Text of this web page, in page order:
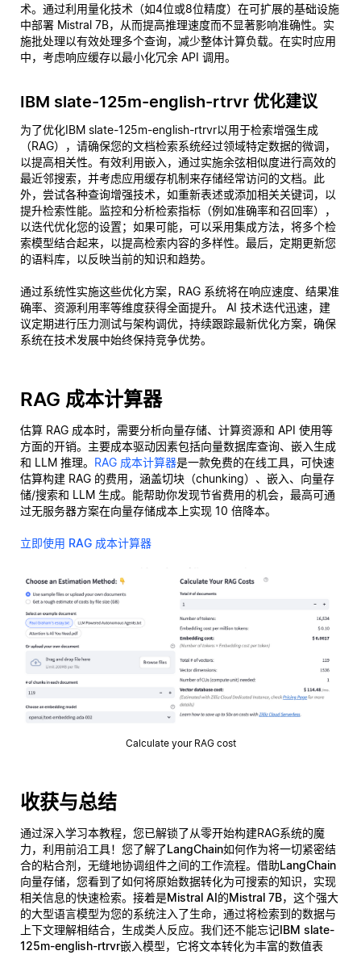
术。通过利用量化技术（如4位或8位精度）在可扩展的基础设施
中部署 Mistral 7B，从而提高推理速度而不显著影响准确性。实
施批处理以有效处理多个查询，减少整体计算负载。在实时应用
中，考虑响应缓存以最小化冗余 API 调用。
IBM slate-125m-english-rtrvr 优化建议
为了优化IBM slate-125m-english-rtrvr以用于检索增强生成
（RAG），请确保您的文档检索系统经过领域特定数据的微调，
以提高相关性。有效利用嵌入，通过实施余弦相似度进行高效的
最近邻搜索，并考虑应用缓存机制来存储经常访问的文档。此
外，尝试各种查询增强技术，如重新表述或添加相关关键词，以
提升检索性能。监控和分析检索指标（例如准确率和召回率），
以迭代优化您的设置；如果可能，可以采用集成方法，将多个检
索模型结合起来，以提高检索内容的多样性。最后，定期更新您
的语料库，以反映当前的知识和趋势。
通过系统性实施这些优化方案，RAG 系统将在响应速度、结果准
确率、资源利用率等维度获得全面提升。 AI 技术迭代迅速，建
议定期进行压力测试与架构调优，持续跟踪最新优化方案，确保
系统在技术发展中始终保持竞争优势。
RAG 成本计算器
估算 RAG 成本时，需要分析向量存储、计算资源和 API 使用等
方面的开销。主要成本驱动因素包括向量数据库查询、嵌入生成
和 LLM 推理。 RAG 成本计算器是一款免费的在线工具，可快速
估算构建 RAG 的费用，涵盖切块（chunking）、嵌入、向量存
储/搜索和 LLM 生成。能帮助你发现节省费用的机会，最高可通
过无服务器方案在向量存储成本上实现 10 倍降本。
立即使用 RAG 成本计算器
Calculate your RAG cost
收获与总结
通过深入学习本教程，您已解锁了从零开始构建RAG系统的魔
力，利用前沿工具！您了解了LangChain如何作为将一切紧密结
合的粘合剂，无缝地协调组件之间的工作流程。借助LangChain
向量存储，您看到了如何将原始数据转化为可搜索的知识，实现
相关信息的快速检索。接着是Mistral AI的Mistral 7B，这个强大
的大型语言模型为您的系统注入了生命，通过将检索到的数据与
上下文理解相结合，生成类人反应。我们还不能忘记IBM slate-
125m-english-rtrvr嵌入模型，它将文本转化为丰富的数值表